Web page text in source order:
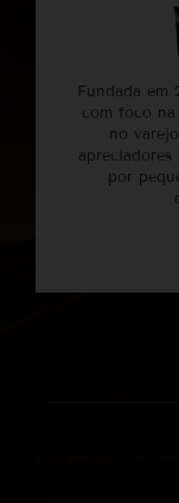
Fundada em
com foco
no
por